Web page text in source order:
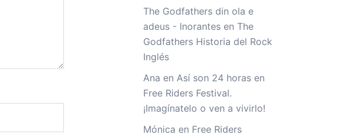
The Godfathers din ola e
adeus - Inorantesen The
Godfathers Historia del Rock
Inglés
Ana en Así son 24 horas en
Free Riders Festival.
¡Imagínatelo o ven a vivirlo!
Mónica en Free Riders